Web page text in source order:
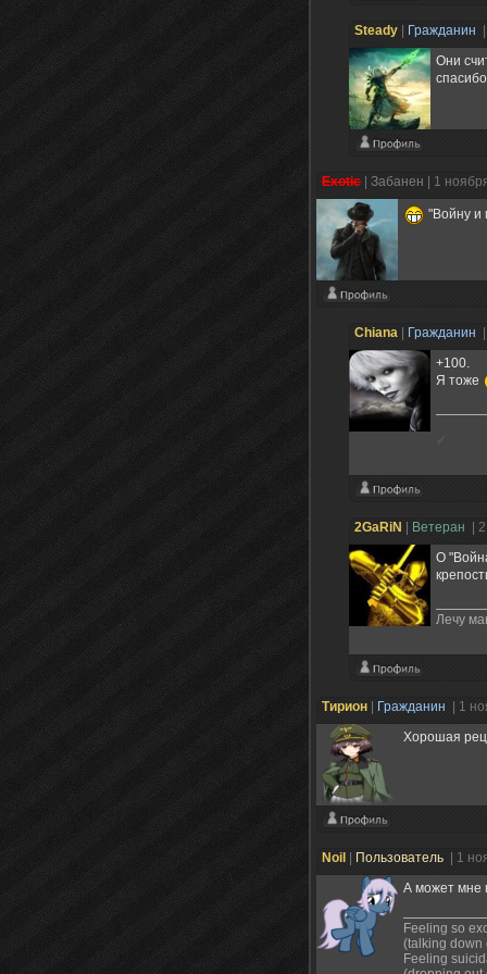
Steady Гражданин
Они
Exotic Забанен | 1
"Войну и
Chiana Гражданин
+100.
Я тоже
2GaRiN Ветеран
|
О
Лечу
Тирион Гражданин
| 1
Хорошая
Noil Пользователь
| 1
А может мне
Feeling so
(talking down
Feeling